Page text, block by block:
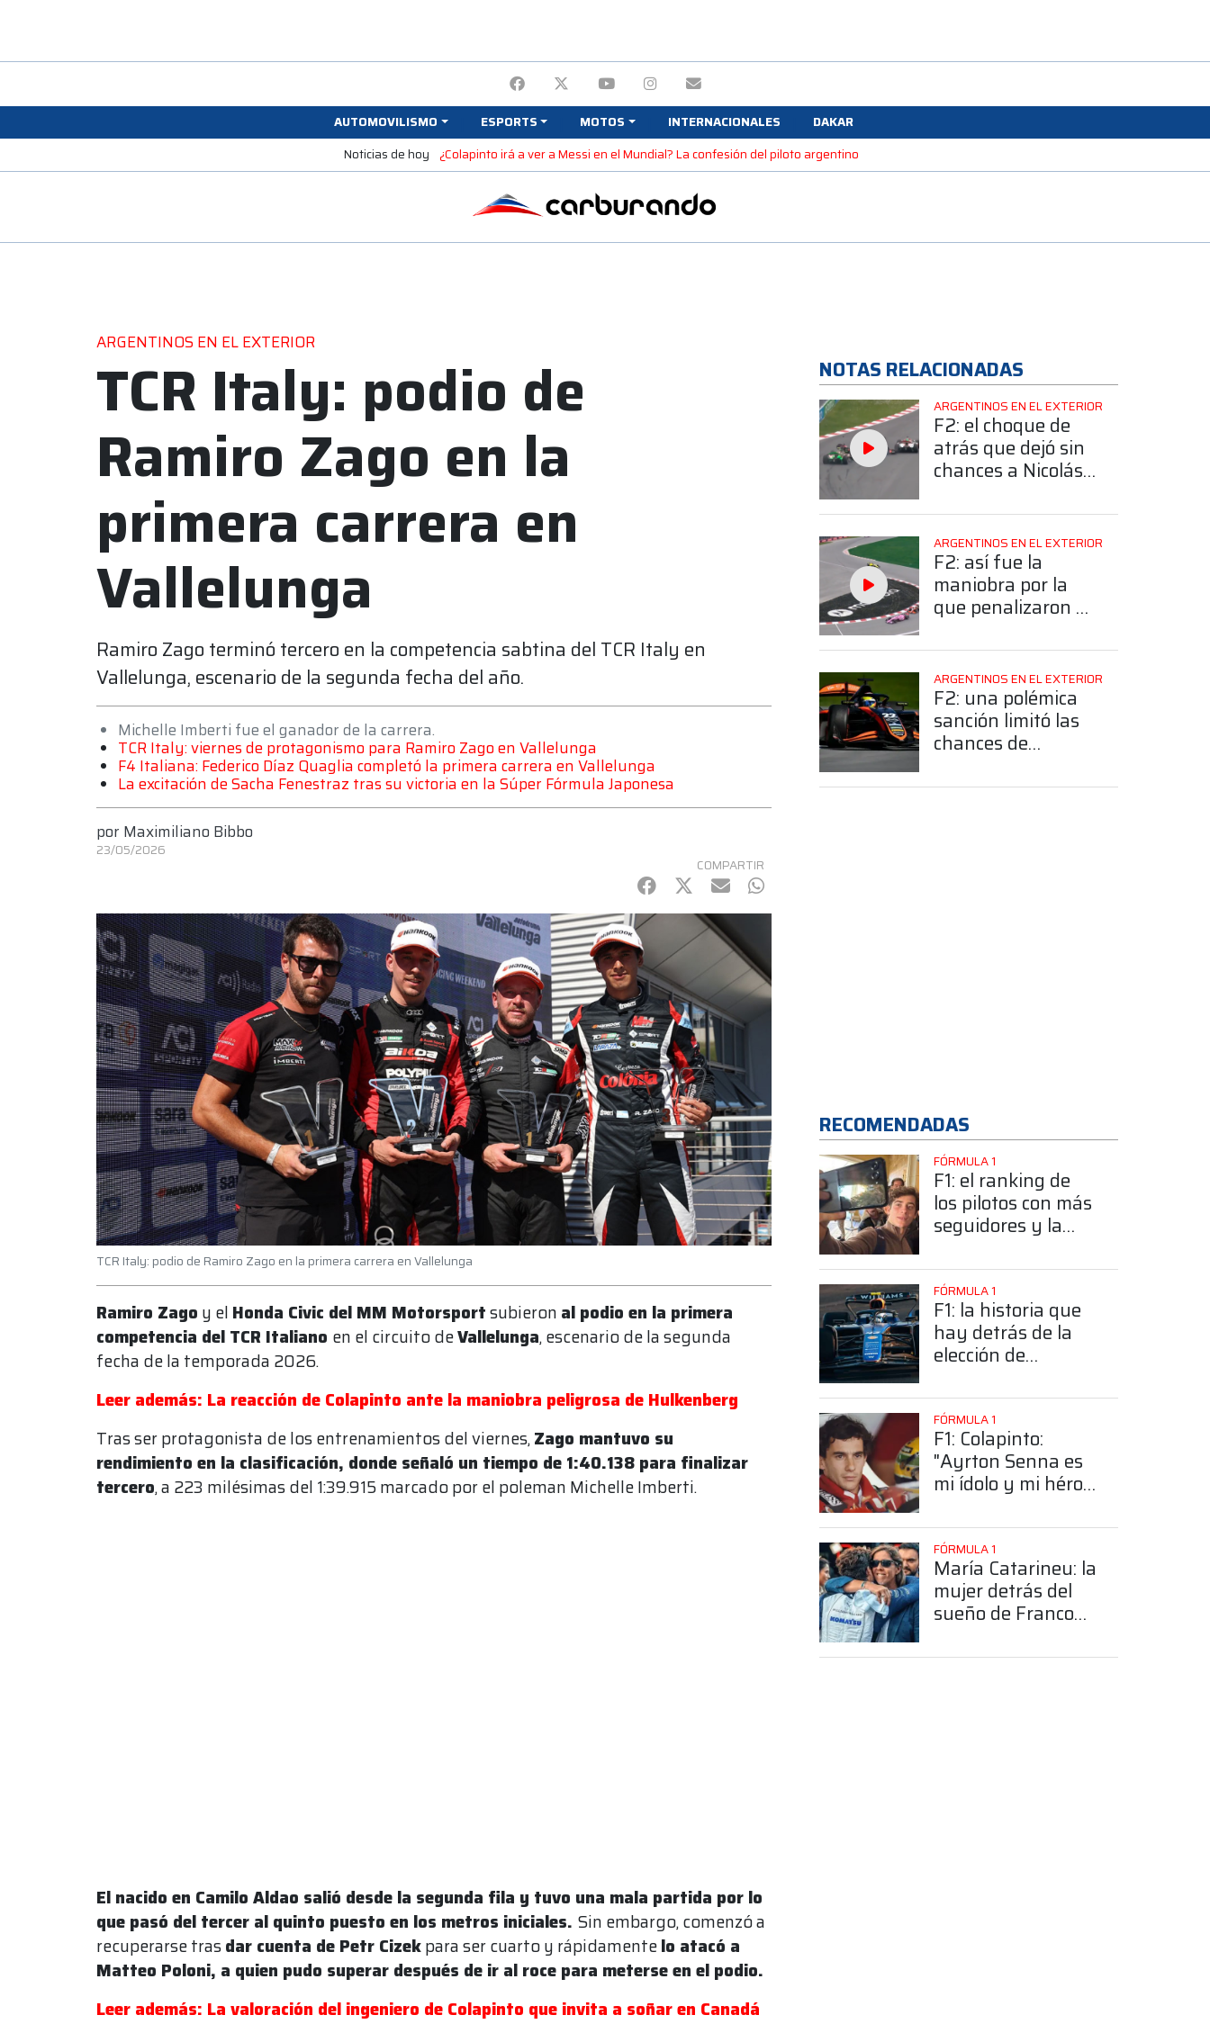
AUTOMOVILISMO ESPORTS MOTOS INTERNACIONALES
DAKAR
Noticias de hoy ¿Colapinto irá a ver a Messi en el Mundial? La confesión del piloto argentino
ARGENTINOS EN EL EXTERIOR
TCR Italy: podio de
Ramiro Zago en la
primera carrera en
Vallelunga
Ramiro Zago terminó tercero en la competencia sabtina del TCR Italy en
Vallelunga, escenario de la segunda fecha del año.
Michelle Imberti fue el ganador de la carrera.
TCR Italy: viernes de protagonismo para Ramiro Zago en Vallelunga
F4 Italiana: Federico Díaz Quaglia completó la primera carrera en Vallelunga
La excitación de Sacha Fenestraz tras su victoria en la Súper Fórmula Japonesa
por Maximiliano Bibbo
23/05/2026
COMPARTIR
Facebook
Twitter
mail WhatsApp
TCR Italy: podio de Ramiro Zago en la primera carrera en Vallelunga
Ramiro Zago y el Honda Civic del MM Motorsportsubieron al podio en la primera
competencia del TCR Italiano en el circuito deVallelunga, escenario de la segunda
fecha de la temporada 2026.
Leer además: La reacción de Colapinto ante la maniobra peligrosa de Hulkenberg
Tras ser protagonista de los entrenamientos del viernes,Zago mantuvo su
rendimiento en la clasificación, donde señaló un tiempo de 1:40.138 para finalizar
tercero, a 223 milésimas del 1:39.915 marcado por el poleman Michelle Imberti.
El nacido en Camilo Aldao salió desde la segunda fila y tuvo una mala partida por lo
que pasó del tercer al quinto puesto en los metros iniciales. Sin embargo, comenzó a
recuperarse trasdar cuenta de Petr Cizekpara ser cuarto y rápidamentelo atacó a
Matteo Poloni, a quien pudo superar después de ir al roce para meterse en el podio.
Leer además: La valoración del ingeniero de Colapinto que invita a soñar en Canadá
NOTAS RELACIONADAS
ARGENTINOS EN EL EXTERIOR
F2: el choque de
atrás que dejó sin
chances a Nicolás
ARGENTINOS EN EL EXTERIOR
F2: así fue la
maniobra por la
que penalizaron a
ARGENTINOS EN EL EXTERIOR
F2: una polémica
sanción limitó las
chances de
en la Sprint de
RECOMENDADAS
FÓRMULA 1
F1: el ranking de
los pilotos con más
seguidores y la
posición de
Colapinto
FÓRMULA 1
F1: la historia que
hay detrás de la
elección de
número 43
FÓRMULA 1
F1: Colapinto:
"Ayrton Senna es
mi ídolo y mi héroe
FÓRMULA 1
María Catarineu: la
mujer detrás del
sueño de Franco
Fórmula 1